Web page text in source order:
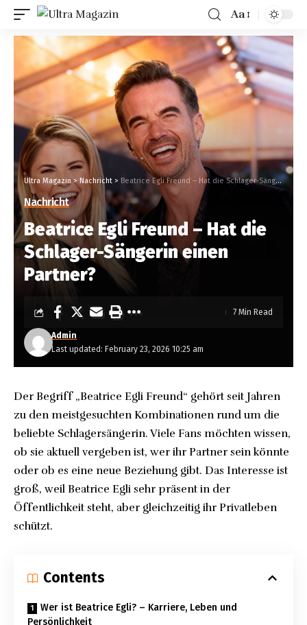
Aa
Ultra Magazin>Nachricht > Beatrice Egli Freund – Hat die Schlager-Sängerin einen Partner?
Nachricht
Beatrice Egli Freund – Hat die
Schlager-Sängerin einen
Partner?
Last updated: February 23, 2026 10:25 am
Admin
7 Min Read
Der Begriff „Beatrice Egli Freund“ gehört seit Jahren
zu den meistgesuchten Kombinationen rund um die
beliebte Schlagersängerin. Viele Fans möchten wissen,
ob sie aktuell vergeben ist, wer ihr Partner sein könnte
oder ob es eine neue Beziehung gibt. Das Interesse ist
groß, weil Beatrice Egli sehr präsent in der
Öffentlichkeit steht, aber gleichzeitig ihr Privatleben
schützt.
Contents
Wer ist Beatrice Egli? – Karriere, Leben und
Persönlichkeit